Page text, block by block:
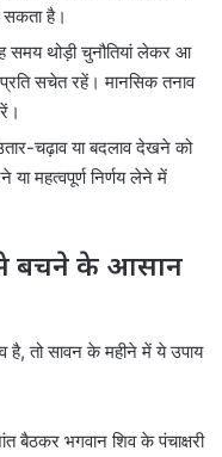
सकता है।
समय थोड़ी चुनौतियां लेकर आ
सचेत रहें। मानसिक तनाव
चढ़ाव या बदलाव देखने को
महत्वपूर्ण निर्णय लेने में
से बचने के आसान
है, तो सावन के महीने में ये उपाय
बैठकर भगवान शिव के पंचाक्षरी